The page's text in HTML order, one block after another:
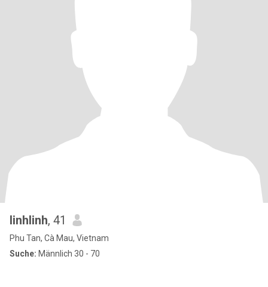
linhlinh, 41
Phu Tan, Cà Mau, Vietnam
Suche: Männlich 30 - 70